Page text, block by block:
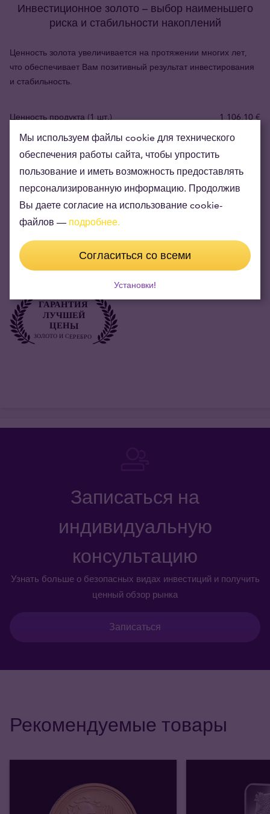
Инвестиционное золото – выбор наименьшего
риска и стабильности накоплений
Ценность золота увеличивается на протяжении многих лет,
что обеспечивает Вам позитивный результат инвестирования
и стабильность.
Ценность продукта (1 шт.) 1 106,10 €
Цена скупки 932,40 €
Сиюминутный риск продукта 173,70 €
Fact:цена золота в EUR выросла на 213.61% за последние 10
лет. Самая низкая цена была 1 011,47 EUR/oz и самая высокая
3 751,30 EUR/oz
Записаться на
индивидуальную
консультацию
Узнать больше о безопасных видах инвестиций и получить
ценный обзор рынка
Записаться
Рекомендуемые товары
Мы используем файлы cookie для технического
обеспечения работы сайта, чтобы упростить
пользование и иметь возможность предоставлять
персонализированную информацию. Продолжив
Вы даете согласие на использование cookie-
файлов — подробнее.
Согласиться со всеми
Установки!